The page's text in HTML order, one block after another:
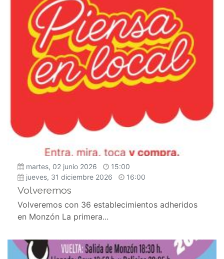
martes, 02 junio 2026
15:00
jueves, 31 diciembre 2026
16:00
Volveremos
Volveremos con 36 establecimientos adheridos
en Monzón La primera...